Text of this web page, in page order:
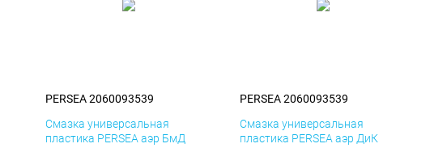
PERSEA 2060093539
Смазка универсальная
пластика PERSEA аэр БмД
PERSEA 2060093539
Смазка универсальная
пластика PERSEA аэр ДиК